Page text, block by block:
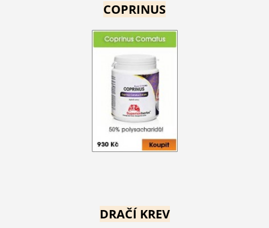
COPRINUS
DRAČÍ KREV